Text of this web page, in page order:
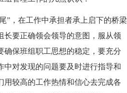
”，在工作中承担者承上启下的桥梁
要正确领会领导的意图，服从领
保班组职工思想的稳定，要充分
对发现的问题要及时进行指导和
较高的工作热情和信心去完成各